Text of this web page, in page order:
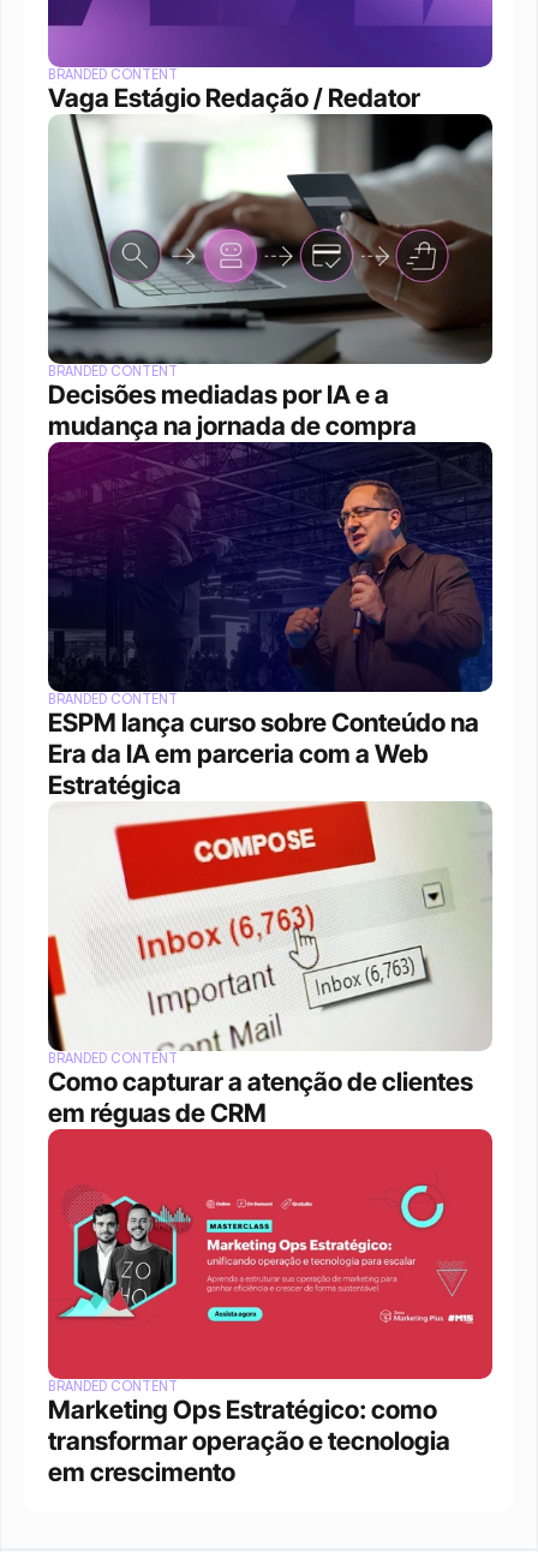
BRANDED CONTENT
Vaga Estágio Redação / Redator
BRANDED CONTENT
Decisões mediadas por IA e a
mudança na jornada de compra
BRANDED CONTENT
ESPM lança curso sobre Conteúdo na
Era da IA em parceria com a Web
Estratégica
BRANDED CONTENT
Como capturar a atenção de clientes
em réguas de CRM
BRANDED CONTENT
Marketing Ops Estratégico: como
transformar operação e tecnologia
em crescimento